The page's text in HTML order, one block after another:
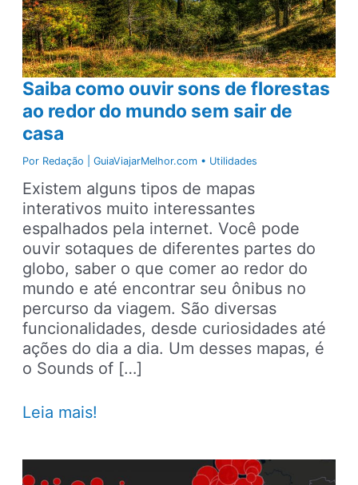
Saiba como ouvir sons de florestas
ao redor do mundo sem sair de
casa
Por Redação | GuiaViajarMelhor.com • Utilidades
Existem alguns tipos de mapas
interativos muito interessantes
espalhados pela internet. Você pode
ouvir sotaques de diferentes partes do
globo, saber o que comer ao redor do
mundo e até encontrar seu ônibus no
percurso da viagem. São diversas
funcionalidades, desde curiosidades até
ações do dia a dia. Um desses mapas, é
o Sounds of […]
Saiba
sons
Leia mais!